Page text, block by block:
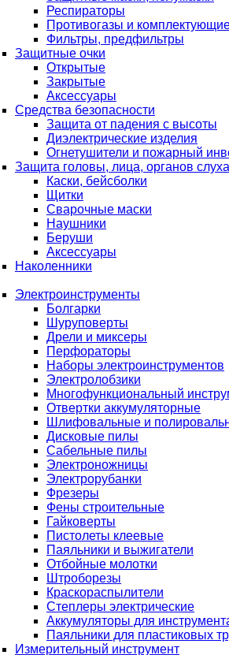
Респираторы
Противогазы и
Фильтры, предфильтры
Защитные очки
Открытые
Закрытые
Аксессуары
Средства безопасности
Защита от падения с высоты
Диэлектрические изделия
Огнетушители и пожарный
Защита головы, лица, органов слуха
Каски, бейсболки
Щитки
Сварочные маски
Наушники
Беруши
Аксессуары
Наколенники
Электроинструменты
Болгарки
Шуруповерты
Дрели и миксеры
Перфораторы
Наборы электроинструментов
Электролобзики
Многофункциональный
Отвертки аккумуляторные
Шлифовальные и
Дисковые пилы
Сабельные пилы
Электроножницы
Электрорубанки
Фрезеры
Фены строительные
Гайковерты
Пистолеты клеевые
Паяльники и выжигатели
Отбойные молотки
Штроборезы
Краскораспылители
Степлеры электрические
Аккумуляторы для
Паяльники для пластиковых
Измерительный инструмент